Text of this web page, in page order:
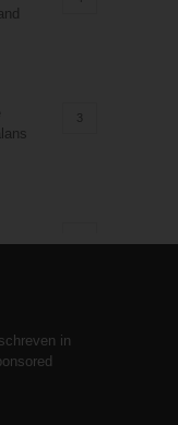
3
en
in